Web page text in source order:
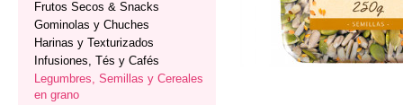
Frutos Secos & Snacks
Gominolas y Chuches
Harinas y Texturizados
Infusiones, Tés y Cafés
Legumbres, Semillas y Cereales
en grano